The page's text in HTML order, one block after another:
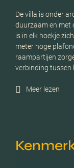
De villa is onder
duurzaam en met
is in elk hoekje
meter hoge
raampartijen
verbinding tussen
Meer lezen